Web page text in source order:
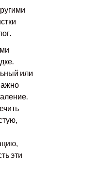
или
эти